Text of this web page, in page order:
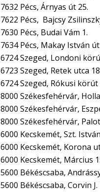
7632 Pécs, Árnyas út 25.
7622 Pécs, Bajcsy
7630 Pécs, Budai Vám 1.
7634 Pécs, Makay István út
6724 Szeged, Londoni
6723 Szeged, Retek utca
6724 Szeged, Rókusi körút
8000 Székesfehérvár,
8000 Székesfehérvár,
8000 Székesfehérvár,
6000 Kecskemét, Szt.
6000 Kecskemét, Korona
6000 Kecskemét, Március
5600 Békéscsaba,
5600 Békéscsaba, Corvin J.